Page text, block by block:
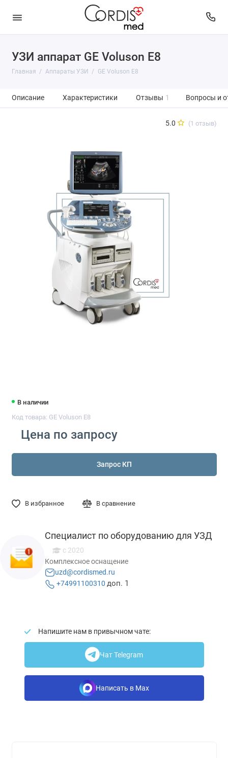
УЗИ аппарат GE Voluson E8
Главная Аппараты УЗИ GE Voluson E8
Описание Характеристики Отзывы 1 Вопросы и
5.0 (1 отзыв)
В наличии
Код товара: GE Voluson E8
Цена по запросу
Запрос КП
В избранное В сравнение
Специалист по оборудованию для УЗД
с 2020
Комплексное оснащение
uzd@cordismed.ru
+74991100310 доп. 1
Напишите нам в привычном чате:
Чат Telegram
Написать в Max